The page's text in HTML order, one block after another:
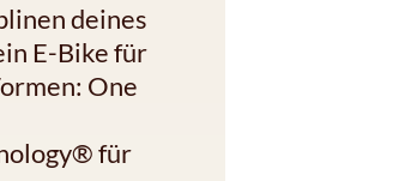
deines
E-Bike für
One
für